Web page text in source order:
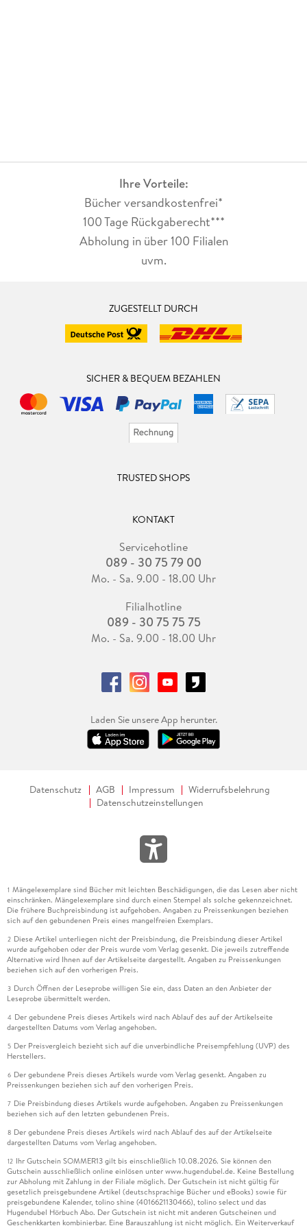
Ihre Vorteile:
Bücher versandkostenfrei*
100 Tage Rückgaberecht***
Abholung in über 100 Filialen
uvm.
ZUGESTELLT DURCH
SICHER & BEQUEM BEZAHLEN
TRUSTED SHOPS
KONTAKT
Servicehotline
089 - 30 75 79 00
Mo. - Sa. 9.00 - 18.00 Uhr
Filialhotline
089 - 30 75 75 75
Mo. - Sa. 9.00 - 18.00 Uhr
Laden Sie unsere App herunter.
Datenschutz AGB Impressum
Widerrufsbelehrung
Datenschutzeinstellungen
1 Mängelexemplare sind Bücher mit leichten Beschädigungen, die das Lesen aber nicht
einschränken. Mängelexemplare sind durch einen Stempel als solche gekennzeichnet.
Die frühere Buchpreisbindung ist aufgehoben. Angaben zu Preissenkungen beziehen
sich auf den gebundenen Preis eines mangelfreien Exemplars.
2 Diese Artikel unterliegen nicht der Preisbindung, die Preisbindung dieser Artikel
wurde aufgehoben oder der Preis wurde vom Verlag gesenkt. Die jeweils zutreffende
Alternative wird Ihnen auf der Artikelseite dargestellt. Angaben zu Preissenkungen
beziehen sich auf den vorherigen Preis.
3 Durch Öffnen der Leseprobe willigen Sie ein, dass Daten an den Anbieter der
Leseprobe übermittelt werden.
4 Der gebundene Preis dieses Artikels wird nach Ablauf des auf der Artikelseite
dargestellten Datums vom Verlag angehoben.
5 Der Preisvergleich bezieht sich auf die unverbindliche Preisempfehlung (UVP) des
Herstellers.
6 Der gebundene Preis dieses Artikels wurde vom Verlag gesenkt. Angaben zu
Preissenkungen beziehen sich auf den vorherigen Preis.
7 Die Preisbindung dieses Artikels wurde aufgehoben. Angaben zu Preissenkungen
beziehen sich auf den letzten gebundenen Preis.
8 Der gebundene Preis dieses Artikels wird nach Ablauf des auf der Artikelseite
dargestellten Datums vom Verlag angehoben.
12 Ihr Gutschein SOMMER13 gilt bis einschließlich 10.08.2026. Sie können den
Gutschein ausschließlich online einlösen unter www.hugendubel.de. Keine Bestellung
zur Abholung mit Zahlung in der Filiale möglich. Der Gutschein ist nicht gültig für
gesetzlich preisgebundene Artikel (deutschsprachige Bücher und eBooks) sowie für
preisgebundene Kalender, tolino shine (4016621130466), tolino select und das
Hugendubel Hörbuch Abo. Der Gutschein ist nicht mit anderen Gutscheinen und
Geschenkkarten kombinierbar. Eine Barauszahlung ist nicht möglich. Ein Weiterverkauf